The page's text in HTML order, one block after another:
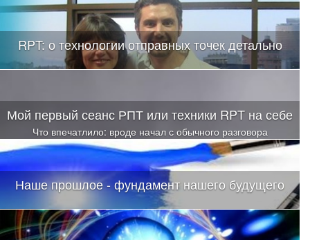
RPT: о технологии отправных точек детально
Мой первый сеанс РПТ или техники RPT на себе
Что впечатлило: вроде начал с обычного разговора
Наше прошлое - фундамент нашего будущего